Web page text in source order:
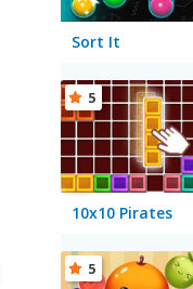
Sort It
10x10 Pirates
5
5